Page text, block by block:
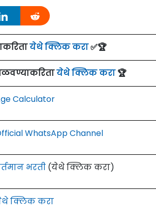
येथे क्लिक करा✅🏆
येथे क्लिक करा🏆
Calculator
WhatsApp Channel
भरती (येथे क्लिक करा)
क्लिक करा